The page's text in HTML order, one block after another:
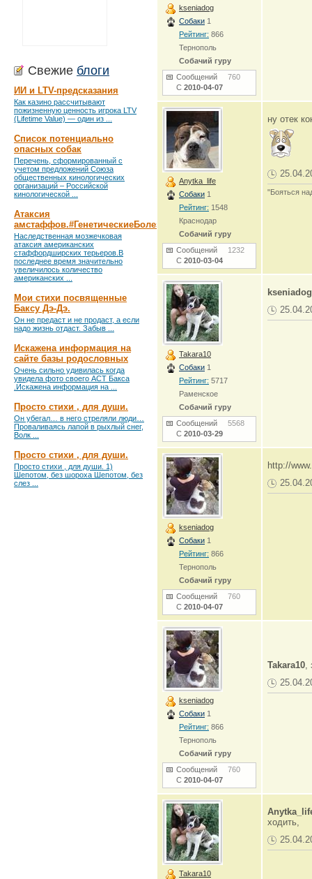
Свежие блоги
ИИ и LTV-предсказания
Как казино рассчитывают
пожизненную ценность игрока LTV
(Lifetime Value) — один из ...
Список потенциально
опасных собак
Перечень, сформированный с
учетом предложений Союза
общественных кинологических
организаций – Российской
кинологической ...
Атаксия
амстаффов.#ГенетическиеБолезни
Наследственная мозжечковая
атаксия американских
стаффордширских терьеров.В
последнее время значительно
увеличилось количество
американских ...
Мои стихи посвященные
Баксу Дэ-Дэ.
Он не предаст и не продаст, а если
надо жизнь отдаст. Забыв ...
Искажена информация на
сайте базы родословных
Очень сильно удивилась когда
увидела фото своего АСТ Бакса
.Искажена информация на ...
Просто стихи , для души.
Он убегал… в него стреляли люди…
Проваливаясь лапой в рыхлый снег,
Волк ...
Просто стихи , для души.
Просто стихи , для души. 1)
Шепотом, без шороха Шепотом, без
слез ...
kseniadog
Собаки 1
Рейтинг: 866
Тернополь
Собачий гуру
Сообщений 760
С 2010-04-07
Anytka_life
Собаки 1
Рейтинг: 1548
Краснодар
Собачий гуру
Сообщений 1232
С 2010-03-04
ну отек
"Бояться
Takara10
Собаки 1
Рейтинг: 5717
Раменское
Собачий гуру
Сообщений 5568
С 2010-03-29
kseniadog
kseniadog
Собаки 1
Рейтинг: 866
Тернополь
Собачий гуру
Сообщений 760
С 2010-04-07
http://
kseniadog
Собаки 1
Рейтинг: 866
Тернополь
Собачий гуру
Сообщений 760
С 2010-04-07
Takara10,
Takara10
ходить,